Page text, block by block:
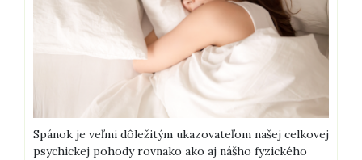
Spánok je veľmi dôležitým ukazovateľom našej celkovej
psychickej pohody rovnako ako aj nášho fyzického